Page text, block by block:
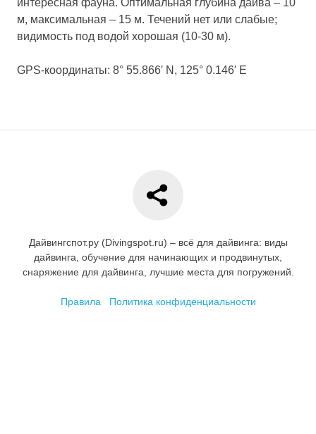
м, максимальная – 15 м. Течений нет или слабые;
видимость под водой хорошая (10-30 м).
GPS-координаты: 8° 55.866′ N, 125° 0.146′ E
Дайвингспот.ру (Divingspot.ru) – всё для дайвинга: виды
дайвинга, обучение для начинающих и продвинутых,
снаряжение для дайвинга, лучшие места для погружений.
Правила Политика конфиденциальности